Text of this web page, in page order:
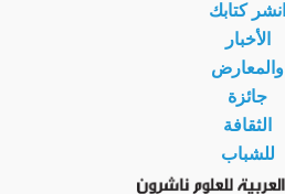
انشر كتابك
الأخبار
والمعارض
جائزة
الثقافة
للشباب